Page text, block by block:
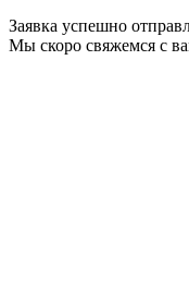
Заявка успешно
Мы скоро свяжемся с